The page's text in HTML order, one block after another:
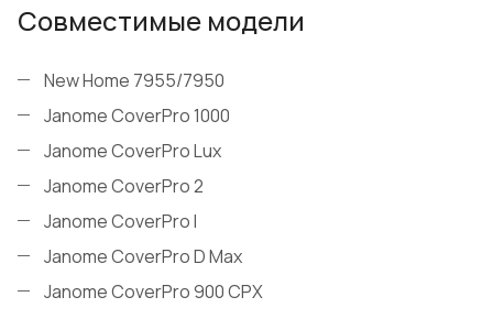
Совместимые модели
New Home 7955/7950
Janome СoverPro 1000
Janome CoverPro Lux
Janome CoverPro 2
Janome CoverPro I
Janome CoverPro D Max
Janome CoverPro 900 CPX